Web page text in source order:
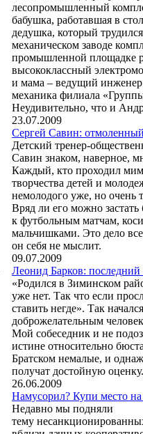
лесопромышленный
бабушка, работавшая в
дедушка, который
механическом заводе
промышленной площадке
высококлассный
и мама – ведущий инженер
механика филиала
Неудивительно, что и
23.07.2009
Сергей Савин:
Детский тренер-
Савин знаком, наверное,
Каждый, кто проходил
творчества детей и
немолодого уже, но очень
Вряд ли его можно застать
к футбольным матчам,
мальчишками. Это дело
он себя не мыслит.
09.07.2009
Леонид Барков: последний
«Родился в Зиминском
уже нет. Так что если
ставить негде». Так
доброжелательным
Мой собеседник и не
истине относительно
Братском немалые, и
получат достойную оценку.
26.06.2009
Намусорил? Купи место на
Недавно мы подняли
тему